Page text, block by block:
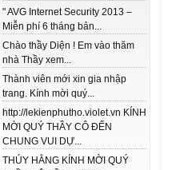
" AVG Internet Security 2013 –
Miễn phí 6 tháng bản...
Chào thầy Diện ! Em vào thăm
nhà Thầy xem...
Thành viên mới xin gia nhập
trang. Kính mời quý...
http://lekienphutho.violet.vn KÍNH
MỜI QUÝ THẦY CÔ ĐẾN
CHUNG VUI DỰ...
THÚY HẰNG KÍNH MỜI QUÝ